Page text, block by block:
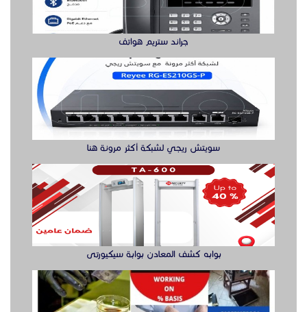
جراند ستريم هواتف
سويتش ريجي لشبكة أكثر مرونة هنا
بوابه كشف المعادن بوابة سيكيورتى